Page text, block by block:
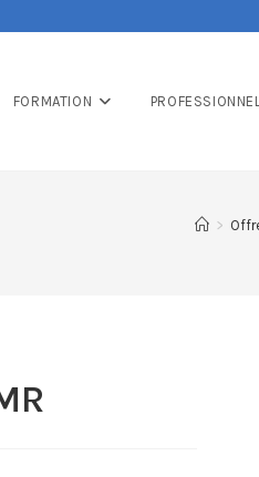
FORMATION
>